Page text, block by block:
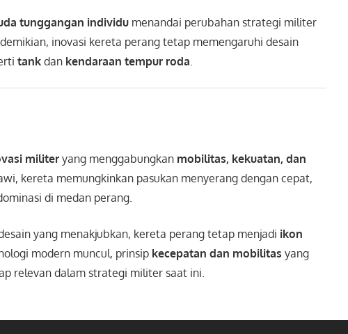
tunggangan individu menandai perubahan strategi militer
inovasi kereta perang tetap memengaruhi desain
tank dan kendaraan tempur roda
militeryang menggabungkan mobilitas, kekuatan, dan
kereta memungkinkan pasukan menyerang dengan cepat,
di medan perang.
yang menakjubkan, kereta perang tetap menjadi ikon
modern muncul, prinsip kecepatan dan mobilitas yang
relevan dalam strategi militer saat ini.